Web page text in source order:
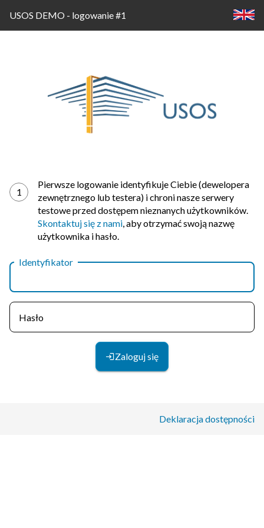
USOS DEMO - logowanie #1
Logowanie
1
Pierwsze logowanie identyfikuje Ciebie (dewelopera
zewnętrznego lub testera) i chroni nasze serwery
testowe przed dostępem nieznanych użytkowników.
Skontaktuj się z nami, aby otrzymać swoją nazwę
użytkownika i hasło.
Identyfikator
Hasło
Zaloguj się
Deklaracja dostępności